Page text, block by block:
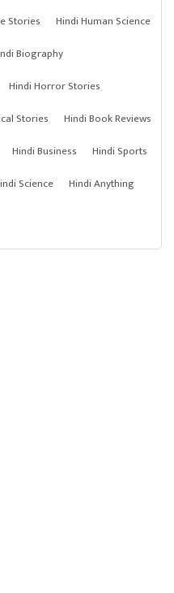
Stories
Hindi Human Science
Biography
Hindi Horror Stories
Stories
Hindi Book Reviews
Hindi Business
Hindi Sports
Science
Hindi Anything